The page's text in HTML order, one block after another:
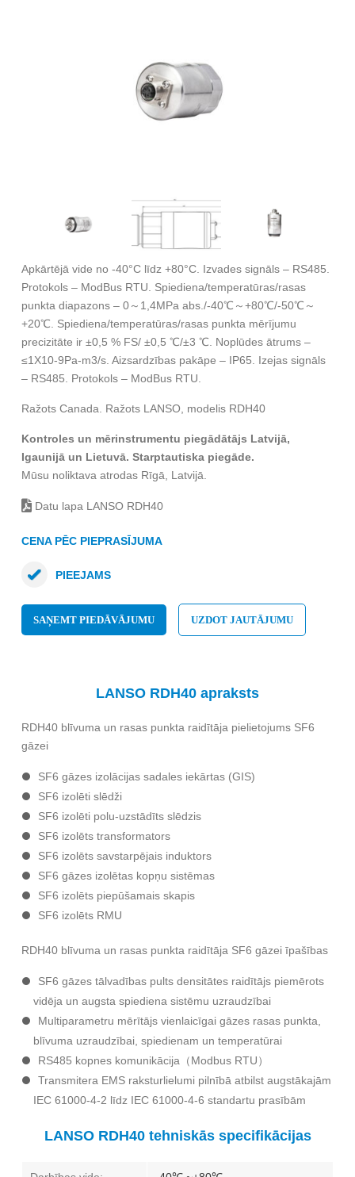
Apkārtējā vide no -40°C līdz +80°C. Izvades signāls – RS485.
Protokols – ModBus RTU. Spiediena/temperatūras/rasas
punkta diapazons – 0～1,4MPa abs./-40℃～+80℃/-50℃～
+20℃. Spiediena/temperatūras/rasas punkta mērījumu
precizitāte ir ±0,5 % FS/ ±0,5 ℃/±3 ℃. Noplūdes ātrums –
≤1X10-9Pa-m3/s. Aizsardzības pakāpe – IP65. Izejas signāls
– RS485. Protokols – ModBus RTU.
Ražots Canada. Ražots LANSO, modelis RDH40
Kontroles un mērinstrumentu piegādātājs Latvijā,
Igaunijā un Lietuvā. Starptautiska piegāde.
Mūsu noliktava atrodas Rīgā, Latvijā.
Datu lapa LANSO RDH40
CENA PĒC PIEPRASĪJUMA
PIEEJAMS
SAŅEMT PIEDĀVĀJUMU UZDOT JAUTĀJUMU
LANSO RDH40 apraksts
RDH40 blīvuma un rasas punkta raidītāja pielietojums SF6
gāzei
SF6 gāzes izolācijas sadales iekārtas (GIS)
SF6 izolēti slēdži
SF6 izolēti polu-uzstādīts slēdzis
SF6 izolēts transformators
SF6 izolēts savstarpējais induktors
SF6 gāzes izolētas kopņu sistēmas
SF6 izolēts piepūšamais skapis
SF6 izolēts RMU
RDH40 blīvuma un rasas punkta raidītāja SF6 gāzei īpašības
SF6 gāzes tālvadības pults densitātes raidītājs piemērots
vidēja un augsta spiediena sistēmu uzraudzībai
Multiparametru mērītājs vienlaicīgai gāzes rasas punkta,
blīvuma uzraudzībai, spiedienam un temperatūrai
RS485 kopnes komunikācija（Modbus RTU）
Transmitera EMS raksturlielumi pilnībā atbilst augstākajām
IEC 61000-4-2 līdz IEC 61000-4-6 standartu prasībām
LANSO RDH40 tehniskās specifikācijas